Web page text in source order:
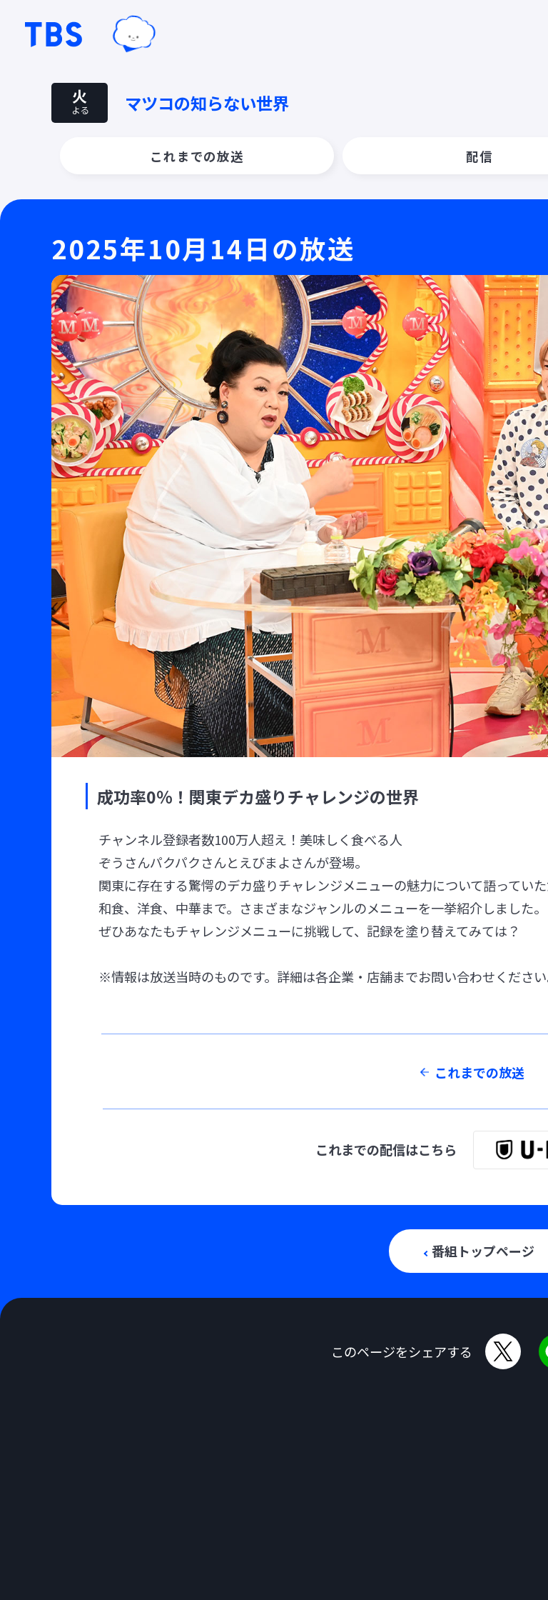
TBSテレビ｜ときめくときを。
火
よる マツコの知らない世界
これまでの放送 配信
2025年10月14日の放送
成功率0％！関東デカ盛りチャレンジの世界
チャンネル登録者数100万人超え！美味しく食べる人
ぞうさんパクパクさんとえびまよさんが登場。
関東に存在する驚愕のデカ盛りチャレンジメニューの魅力について語っていた
和食、洋食、中華まで。さまざまなジャンルのメニューを一挙紹介しました。
ぜひあなたもチャレンジメニューに挑戦して、記録を塗り替えてみては？
※情報は放送当時のものです。詳細は各企業・店舗までお問い合わせください
これまでの放送
これまでの配信はこちら
番組トップページ
このページをシェアする